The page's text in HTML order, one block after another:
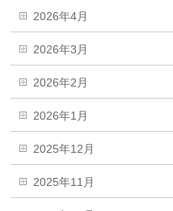
2026年4月
2026年3月
2026年2月
2026年1月
2025年12月
2025年11月